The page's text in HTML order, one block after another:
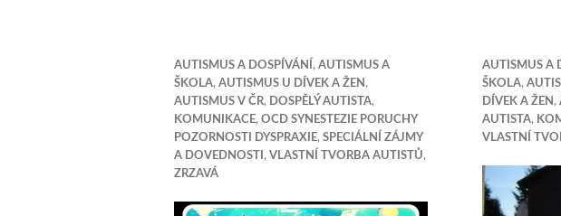
AUTISMUS A DOSPÍVÁNÍ , AUTISMUS A
ŠKOLA, AUTISMUS U DÍVEK A ŽEN ,
AUTISMUS V ČR, DOSPĚLÝ AUTISTA,
KOMUNIKACE, OCD SYNESTEZIE PORUCHY
POZORNOSTI DYSPRAXIE, SPECIÁLNÍ ZÁJMY
A DOVEDNOSTI , VLASTNÍ TVORBA AUTISTŮ,
ZRZAVÁ
AUTISMUS A
ŠKOLA,
DÍVEK A ŽEN ,
AUTISTA,
VLASTNÍ